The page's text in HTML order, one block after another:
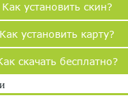
Как установить скин?
Как установить карту?
скачать бесплатно?